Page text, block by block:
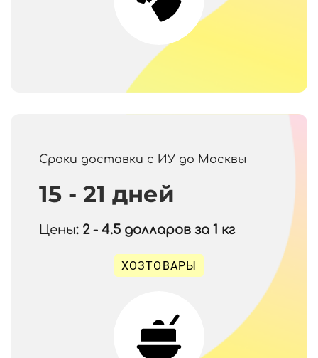
Сроки доставки с ИУ до Москвы
15 - 21 дней
Цены: 2 - 4.5 долларов за 1 кг
ХОЗТОВАРЫ